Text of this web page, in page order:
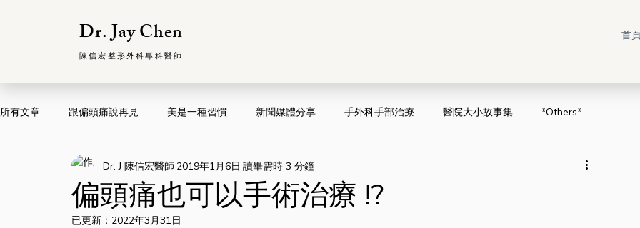
Dr. Jay Chen
陳信宏整形外科專科醫師
首
所有文章 跟偏頭痛說再見 美是一種習慣 新聞媒體分享 手外科手部治療 醫院大小故事集 *Others*
偏頭痛也可以手術治療 !?
Dr. J 陳信宏醫師 2019年1月6日 讀畢需時 3 分鐘
已更新： 2022年3月31日